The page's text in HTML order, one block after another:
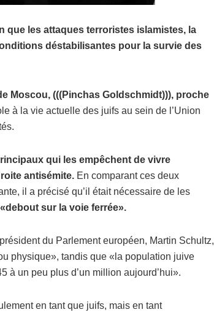
que les attaques terroristes islamistes, la
déstabilisantes pour la survie des
Moscou, (((Pinchas Goldschmidt))), proche
à la vie actuelle des juifs au sein de l’Union
qui les empêchent de vivre
antisémite. En comparant ces deux
il a précisé qu’il était nécessaire de les
sur la voie ferrée».
du Parlement européen, Martin Schultz,
physique», tandis que «la population juive
à un peu plus d’un million aujourd’hui».
en tant que juifs, mais en tant